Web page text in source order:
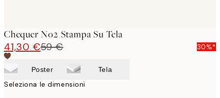
Chequer No2 Stampa Su Tela
41,30 €59 € 30%*
Poster Tela
Seleziona le dimensioni